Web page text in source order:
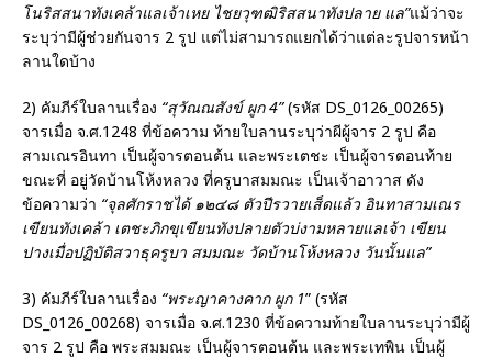
โนริสสนาทังเคล้าแลเจ้าเหย ไชยวุฑฒิริสสนาทังปลาย แล”แม้ว่าจะ
ระบุว่ามีผู้ช่วยกันจาร 2 รูป แต่ไม่สามารถแยกได้ว่าแต่ละรูปจารหน้า
ลานใดบ้าง
2) คัมภีร์ใบลานเรื่อง “สุวัณณสังข์ ผูก4”(รหัส DS_0126_00265)
จารเมื่อ จ.ศ.1248 ที่ข้อความ ท้ายใบลานระบุว่าผีผู้จาร 2 รูป คือ
สามเณรอินทา เป็นผู้จารตอนต้น และพระเตชะ เป็นผู้จารตอนท้าย
ขณะที่ อยู่วัดบ้านโห้งหลวง ที่ครูบาสมมณะ เป็นเจ้าอาวาส ดัง
ข้อความว่า “จุลศักราชได้ ๑๒๔๘ ตัวปีรวายเส็ดแล้ว อินทาสามเณร
เขียนทังเคล้า เตชะภิกขุเขียนทังปลายตัวบ่งามหลายแลเจ้า เขียน
ปางเมื่อปฏิบัติสวาธุครูบา สมมณะ วัดบ้านโห้งหลวง วันนั้นแล”
3) คัมภีร์ใบลานเรื่อง “พระญาคางคาก ผูก 1” (รหัส
DS_0126_00268) จารเมื่อ จ.ศ.1230 ที่ข้อความท้ายใบลานระบุว่ามีผู้
จาร 2 รูป คือ พระสมมณะ เป็นผู้จารตอนต้น และพระเทพิน เป็นผู้